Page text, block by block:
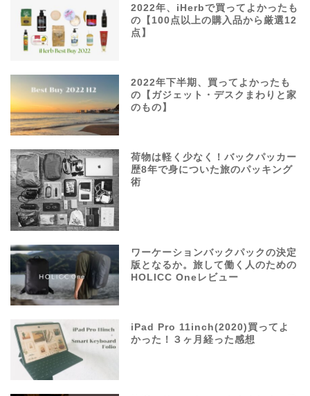
2022年、iHerbで買ってよかったも
の【100点以上の購入品から厳選12
点】
2022年下半期、買ってよかったも
の【ガジェット・デスクまわりと家
のもの】
荷物は軽く少なく！バックパッカー
歴8年で身についた旅のパッキング
術
ワーケーションバックパックの決定
版となるか。旅して働く人のための
HOLICC Oneレビュー
iPad Pro 11inch(2020)買ってよ
かった！３ヶ月経った感想